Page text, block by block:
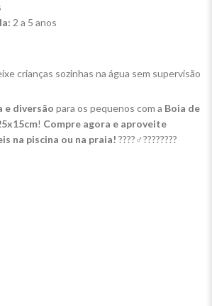
2 a 5 anos
crianças sozinhas na água sem supervisão
e diversão para os pequenos com a Boia de
! Compre agora e aproveite
na piscina ou na praia! ????‍♂️????????